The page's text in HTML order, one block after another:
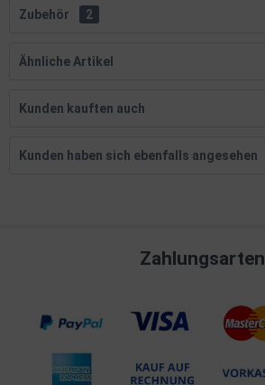
Zubehör 2
Ähnliche Artikel
Kunden kauften auch
Kunden haben sich ebenfalls angesehen
Zahlungsarten